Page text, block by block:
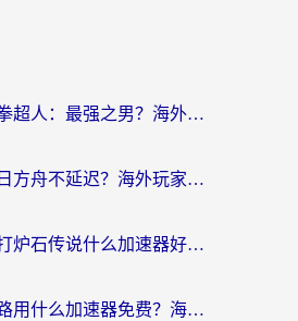
印度怎么玩一拳超人：最强之男？海外党国服游戏加速避坑指南
国外怎么玩明日方舟不延迟？海外玩家国服游戏加速终极指南（附DNF梦幻诛仙解决方案）
海外党别愁！打炉石传说什么加速器好用？3个实用技巧解决国服游戏卡顿
国外玩流放之路用什么加速器免费？海外党亲测有效的国服游戏加速指南